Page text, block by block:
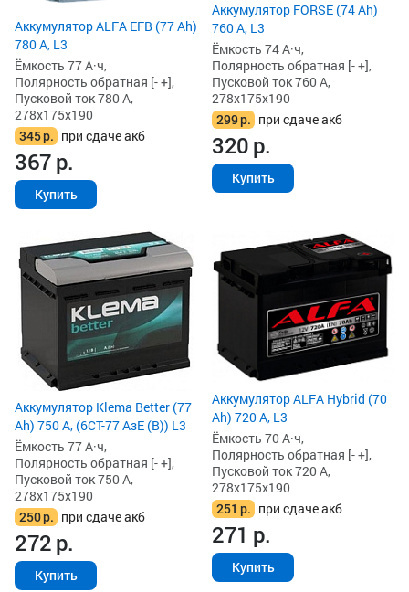
Аккумулятор ALFA EFB (77 Ah)
780 А, L3
Ёмкость 77 А·ч,
Полярность обратная [- +],
Пусковой ток 780 А,
278x175x190
345р. при сдаче акб
367р.
Купить
Аккумулятор FORSE (74 Ah)
760 А, L3
Ёмкость 74 А·ч,
Полярность обратная [- +],
Пусковой ток 760 А,
278x175x190
299р. при сдаче акб
320р.
Купить
Аккумулятор Klema Better (77
Ah) 750 А, (6СТ-77 АзЕ (B)) L3
Ёмкость 77 А·ч,
Полярность обратная [- +],
Пусковой ток 750 А,
278x175x190
250р. при сдаче акб
272р.
Купить
Аккумулятор ALFA Hybrid (70
Ah) 720 А, L3
Ёмкость 70 А·ч,
Полярность обратная [- +],
Пусковой ток 720 А,
278x175x190
251 р. при сдаче акб
271 р.
Купить